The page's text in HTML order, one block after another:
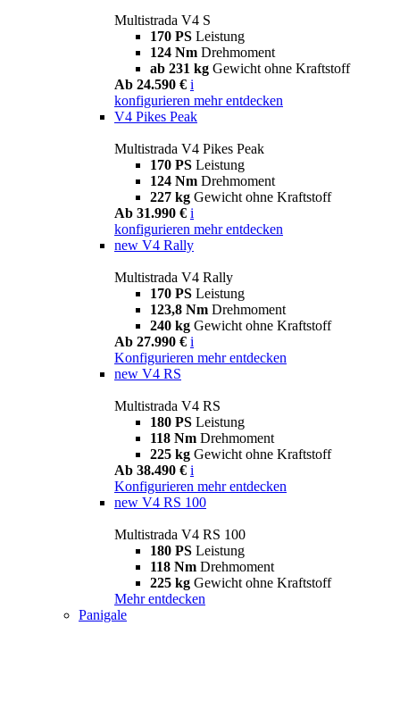
Multistrada V4 S
170 PS Leistung
124 Nm Drehmoment
ab 231 kg Gewicht ohne Kraftstoff
Ab 24.590 € i
konfigurieren mehr entdecken
V4 Pikes Peak
Multistrada V4 Pikes Peak
170 PS Leistung
124 Nm Drehmoment
227 kg Gewicht ohne Kraftstoff
Ab 31.990 € i
konfigurieren mehr entdecken
new V4 Rally
Multistrada V4 Rally
170 PS Leistung
123,8 Nm Drehmoment
240 kg Gewicht ohne Kraftstoff
Ab 27.990 € i
Konfigurieren mehr entdecken
new V4 RS
Multistrada V4 RS
180 PS Leistung
118 Nm Drehmoment
225 kg Gewicht ohne Kraftstoff
Ab 38.490 € i
Konfigurieren mehr entdecken
new V4 RS 100
Multistrada V4 RS 100
180 PS Leistung
118 Nm Drehmoment
225 kg Gewicht ohne Kraftstoff
Mehr entdecken
Panigale